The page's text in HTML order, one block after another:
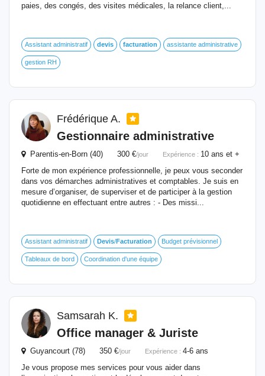
paies, des congés, des visites médicales, la relance client,...
Assistant administratif devis facturation assistante administrative
gestion RH
Frédérique A.
Gestionnaire administrative
Parentis-en-Born (40) 300 €/jour Expérience : 10 ans et +
Forte de mon expérience professionnelle, je peux vous seconder
dans vos démarches administratives et comptables. Je suis en
mesure d’organiser, de superviser et de participer à la gestion
quotidienne en effectuant entre autres : - Des missi...
Assistant administratif Devis/Facturation Budget prévisionnel
Tableaux de bord Coordination d'une équipe
Samsarah K.
Office manager & Juriste
Guyancourt (78) 350 €/jour Expérience : 4-6 ans
Je vous propose mes services pour vous aider dans